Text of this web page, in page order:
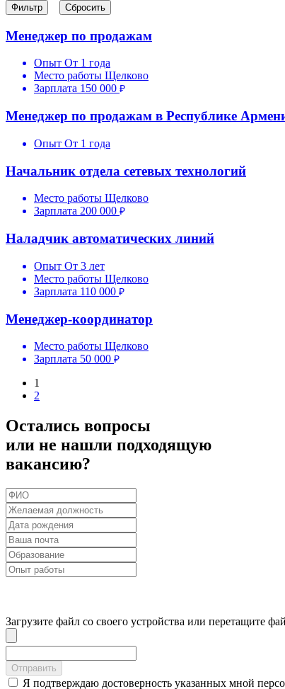
Менеджер по продажам
Опыт От 1 года
Место работы Щелково
Зарплата 150 000
Менеджер по продажам в Республике
Опыт От 1 года
Начальник отдела сетевых технологий
Место работы Щелково
Зарплата 200 000
Наладчик автоматических линий
Опыт От 3 лет
Место работы Щелково
Зарплата 110 000
Менеджер-координатор
Место работы Щелково
Зарплата 50 000
1
2
Остались вопросы
или не нашли подходящую
вакансию?
Загрузите файл со своего устройства или перетащите
Отправить
Я подтверждаю достоверность указанных мной